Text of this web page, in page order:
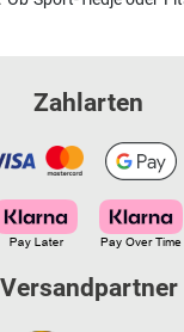
Zahlarten
Versandpartner